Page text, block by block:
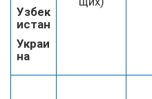
Узбек
истан
Украи
на